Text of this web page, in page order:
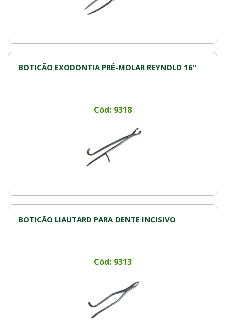
BOTICÃO EXODONTIA PRÉ-MOLAR REYNOLD 16"
Cód: 9318
BOTICÃO LIAUTARD PARA DENTE INCISIVO
Cód: 9313